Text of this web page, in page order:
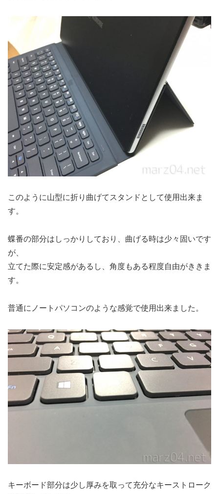
このように山型に折り曲げてスタンドとして使用出来ま
す。
蝶番の部分はしっかりしており、曲げる時は少々固いです
が、
立てた際に安定感があるし、角度もある程度自由がききま
す。
普通にノートパソコンのような感覚で使用出来ました。
キーボード部分は少し厚みを取って充分なキーストローク